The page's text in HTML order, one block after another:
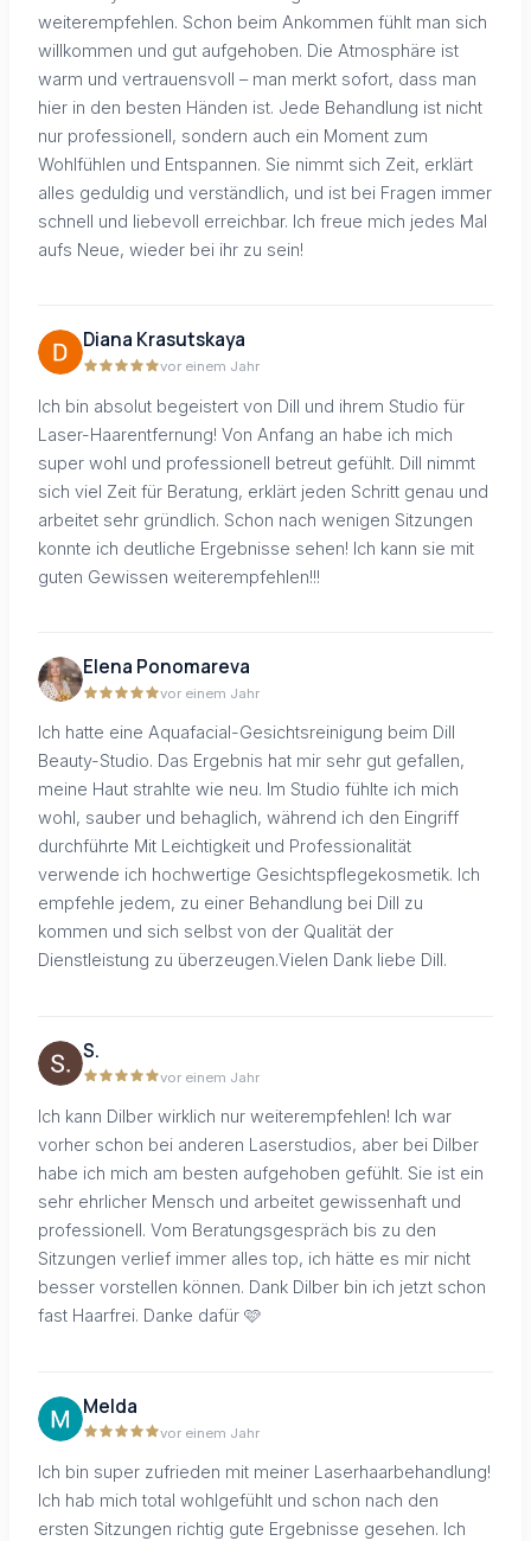
weiterempfehlen. Schon beim Ankommen fühlt man sich
willkommen und gut aufgehoben. Die Atmosphäre ist
warm und vertrauensvoll – man merkt sofort, dass man
hier in den besten Händen ist. Jede Behandlung ist nicht
nur professionell, sondern auch ein Moment zum
Wohlfühlen und Entspannen. Sie nimmt sich Zeit, erklärt
alles geduldig und verständlich, und ist bei Fragen immer
schnell und liebevoll erreichbar. Ich freue mich jedes Mal
aufs Neue, wieder bei ihr zu sein!
Diana Krasutskaya
vor einem Jahr
Ich bin absolut begeistert von Dill und ihrem Studio für
Laser-Haarentfernung! Von Anfang an habe ich mich
super wohl und professionell betreut gefühlt. Dill nimmt
sich viel Zeit für Beratung, erklärt jeden Schritt genau und
arbeitet sehr gründlich. Schon nach wenigen Sitzungen
konnte ich deutliche Ergebnisse sehen! Ich kann sie mit
guten Gewissen weiterempfehlen!!!
Elena Ponomareva
vor einem Jahr
Ich hatte eine Aquafacial-Gesichtsreinigung beim Dill
Beauty-Studio. Das Ergebnis hat mir sehr gut gefallen,
meine Haut strahlte wie neu. Im Studio fühlte ich mich
wohl, sauber und behaglich, während ich den Eingriff
durchführte Mit Leichtigkeit und Professionalität
verwende ich hochwertige Gesichtspflegekosmetik. Ich
empfehle jedem, zu einer Behandlung bei Dill zu
kommen und sich selbst von der Qualität der
Dienstleistung zu überzeugen.Vielen Dank liebe Dill.
S.
vor einem Jahr
Ich kann Dilber wirklich nur weiterempfehlen! Ich war
vorher schon bei anderen Laserstudios, aber bei Dilber
habe ich mich am besten aufgehoben gefühlt. Sie ist ein
sehr ehrlicher Mensch und arbeitet gewissenhaft und
professionell. Vom Beratungsgespräch bis zu den
Sitzungen verlief immer alles top, ich hätte es mir nicht
besser vorstellen können. Dank Dilber bin ich jetzt schon
fast Haarfrei. Danke dafür 🩷
Melda
vor einem Jahr
Ich bin super zufrieden mit meiner Laserhaarbehandlung!
Ich hab mich total wohlgefühlt und schon nach den
ersten Sitzungen richtig gute Ergebnisse gesehen. Ich